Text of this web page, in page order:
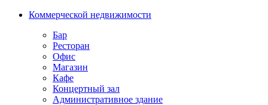
Коммерческой недвижимости
Бар
Ресторан
Офис
Магазин
Кафе
Концертный зал
Административное здание